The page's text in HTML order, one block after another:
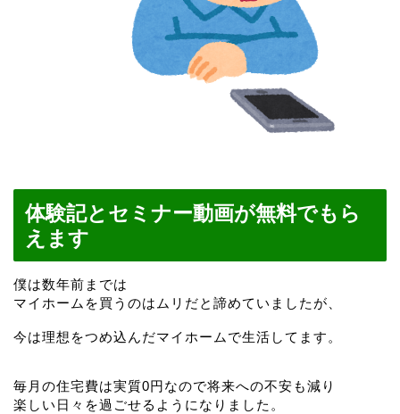
体験記とセミナー動画が無料でもら
えます
僕は数年前までは
マイホームを買うのはムリだと諦めていましたが、
今は理想をつめ込んだマイホームで生活してます。
毎月の住宅費は実質0円なので将来への不安も減り
楽しい日々を過ごせるようになりました。